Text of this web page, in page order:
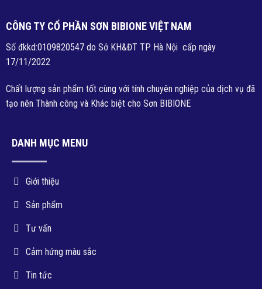
CÔNG TY CỔ PHẦN SƠN BIBIONE VIỆT NAM
Số đkkd:0109820547 do Sở KH&ĐT TP Hà Nội cấp ngày
17/11/2022
Chất lượng sản phẩm tốt cùng với tính chuyên nghiệp của dịch vụ đã
tạo nên Thành công và Khác biệt cho Sơn BIBIONE
DANH MỤC MENU
Giới thiệu
Sản phẩm
Tư vấn
Cảm hứng màu sắc
Tin tức